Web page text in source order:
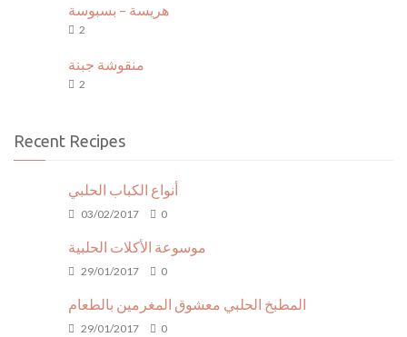
هريسة – بسبوسة
2
منقوشة جبنة
2
Recent Recipes
أنواع الكباب الحلبي
03/02/2017 0
موسوعة الأكلات الحلبية
29/01/2017 0
المطبخ الحلبي معشوق المغرمين بالطعام
29/01/2017 0